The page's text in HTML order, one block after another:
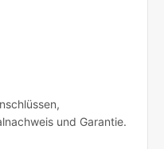
und Garantie.